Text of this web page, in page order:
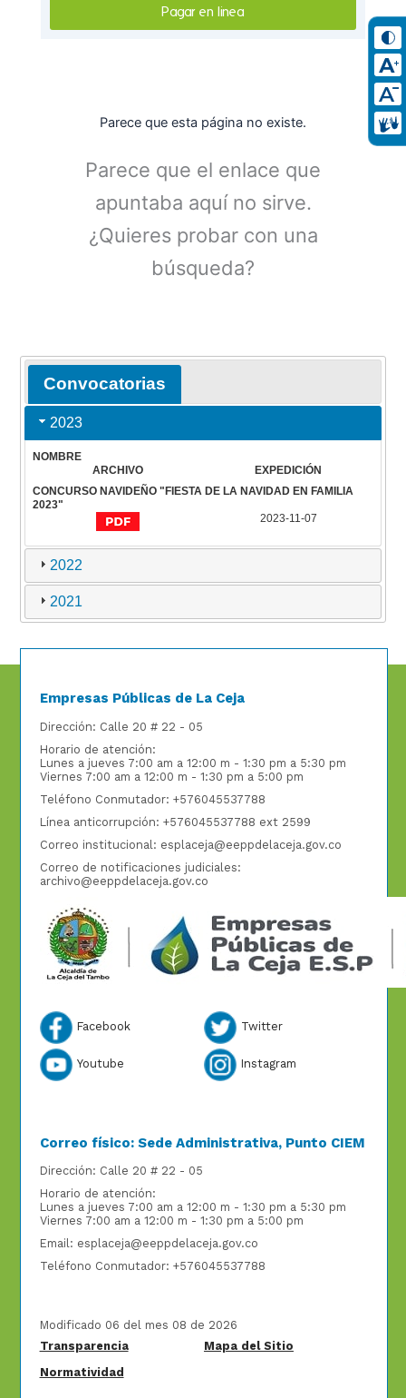
Convocatorias
2023
NOMBRE
ARCHIVO
EXPEDICIÓN
CONCURSO NAVIDEÑO "FIESTA DE LA NAVIDAD EN FAMILIA
2023"
2023-11-07
2022
2021
Empresas Públicas de La Ceja
Dirección: Calle 20 # 22 - 05
Horario de atención:
Lunes a jueves 7:00 am a 12:00 m - 1:30 pm a 5:30 pm
Viernes 7:00 am a 12:00 m - 1:30 pm a 5:00 pm
Teléfono Conmutador: +576045537788
Línea anticorrupción: +576045537788 ext 2599
Correo institucional: esplaceja@eeppdelaceja.gov.co
Correo de notificaciones judiciales:
archivo@eeppdelaceja.gov.co
Facebook Twitter
Youtube Instagram
Correo físico: Sede Administrativa, Punto CIEM
Dirección: Calle 20 # 22 - 05
Horario de atención:
Lunes a jueves 7:00 am a 12:00 m - 1:30 pm a 5:30 pm
Viernes 7:00 am a 12:00 m - 1:30 pm a 5:00 pm
Email: esplaceja@eeppdelaceja.gov.co
Teléfono Conmutador: +576045537788
Modificado 06 del mes 08 de 2026
Transparencia
Mapa del Sitio
Normatividad